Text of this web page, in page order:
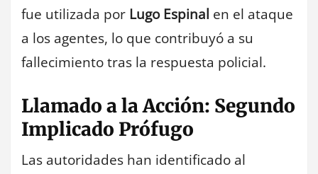
fue utilizada por Lugo Espinal en el ataque
a los agentes, lo que contribuyó a su
fallecimiento tras la respuesta policial.
Llamado a la Acción: Segundo
Implicado Prófugo
Las autoridades han identificado al